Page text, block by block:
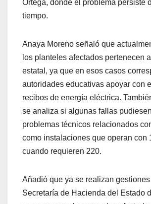
Ortega, donde el problema persiste
tiempo.
Anaya Moreno señaló que
los planteles afectados pertenecen
estatal, ya que en esos casos
autoridades educativas apoyar con
recibos de energía eléctrica.
se analiza si algunas fallas
problemas técnicos relacionados
como instalaciones que operan con
cuando requieren 220.
Añadió que ya se realizan
Secretaría de Hacienda del Estado